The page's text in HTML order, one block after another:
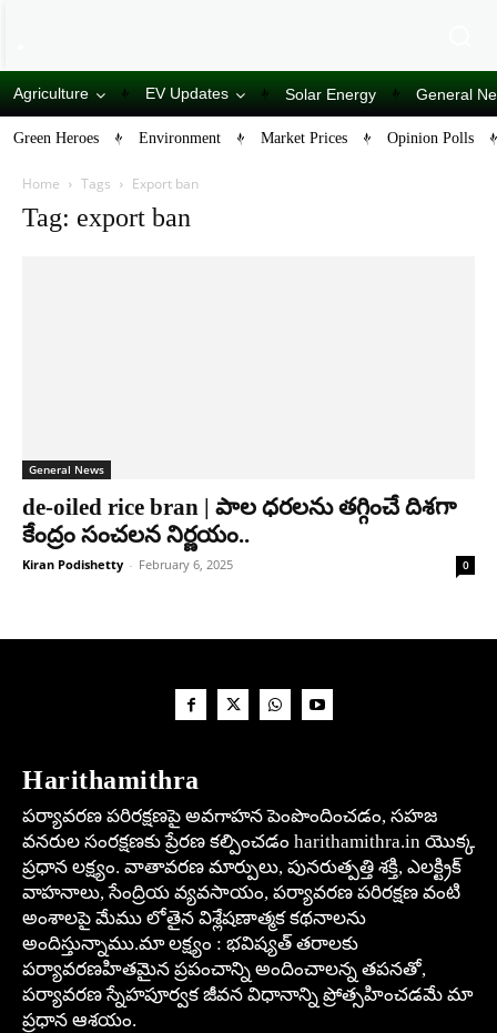
Agriculture EV Updates Solar Energy General
Green Heroes Environment Market Prices Opinion Polls
Home Tags Export ban
Tag: export ban
General News
de-oiled rice bran | పాల ధ‌ర‌ల‌ను త‌గ్గించే దిశ‌గా
కేంద్రం సంచ‌ల‌న నిర్ణ‌యం..
Kiran Podishetty - February 6, 2025 0
Harithamithra
పర్యావరణ పరిరక్షణపై అవగాహన పెంపొందించడం, సహజ
వనరుల సంరక్షణకు ప్రేరణ కల్పించడం harithamithra.in యొక్క
ప్రధాన లక్ష్యం. వాతావరణ మార్పులు, పునరుత్పత్తి శక్తి, ఎలక్ట్రిక్
వాహనాలు, సేంద్రియ వ్యవసాయం, పర్యావరణ పరిరక్షణ వంటి
అంశాలపై మేము లోతైన విశ్లేషణాత్మక కథనాలను
అందిస్తున్నాము.మా లక్ష్యం : భవిష్యత్ తరాలకు
పర్యావరణహితమైన ప్రపంచాన్ని అందించాలన్న తపనతో,
పర్యావరణ స్నేహపూర్వక జీవన విధానాన్ని ప్రోత్సహించడమే మా
ప్రధాన ఆశయం.